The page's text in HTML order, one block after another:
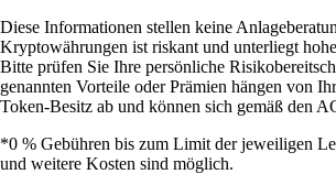
Diese Informationen stellen keine
Kryptowährungen ist riskant und unterliegt
Bitte prüfen Sie Ihre persönliche
genannten Vorteile oder Prämien hängen von
Token-Besitz ab und können sich gemäß den
*0 % Gebühren bis zum Limit der jeweiligen
und weitere Kosten sind möglich.